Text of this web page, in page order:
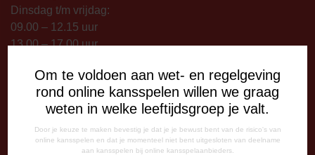
Om te voldoen aan wet- en regelgeving
rond online kansspelen willen we graag
weten in welke leeftijdsgroep je valt.
Door je keuze te maken bevestig je dat je je bewust bent van de risico's van
online kansspelen en dat je momenteel niet bent uitgesloten van deelname
aan kansspelen bij online kansspelaanbieders.
Dinsdag t/m vrijdag:
09.00 – 12.15 uur
13.00 – 17.00 uur
09.00 uur).
TELEFONISCHE BEREIKBAARHEID
Telefonisch bereikbaar op:
Dinsdag